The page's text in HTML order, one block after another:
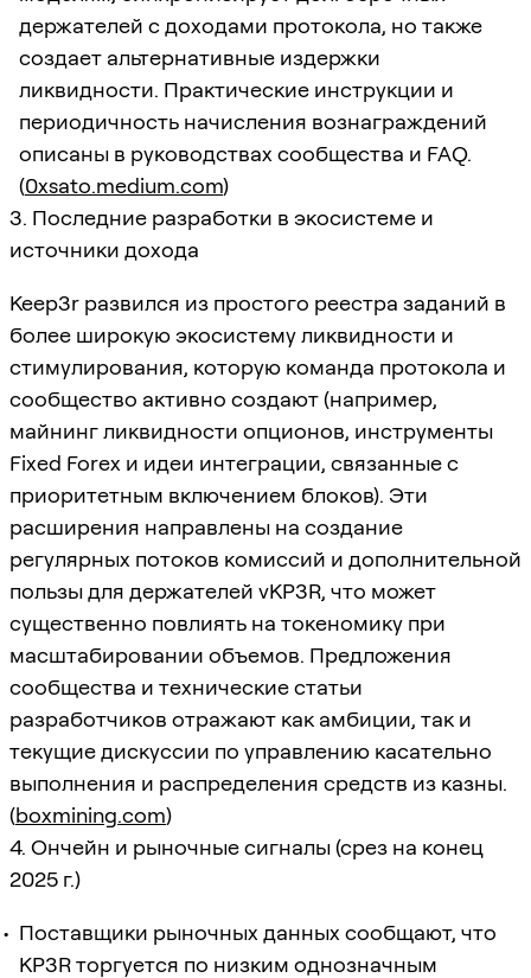
держателей с доходами протокола, но также
создает альтернативные издержки
ликвидности. Практические инструкции и
периодичность начисления вознаграждений
описаны в руководствах сообщества и FAQ.
(0xsato.medium.com)
3. Последние разработки в экосистеме и
источники дохода
Keep3r развился из простого реестра заданий в
более широкую экосистему ликвидности и
стимулирования, которую команда протокола и
сообщество активно создают (например,
майнинг ликвидности опционов, инструменты
Fixed Forex и идеи интеграции, связанные с
приоритетным включением блоков). Эти
расширения направлены на создание
регулярных потоков комиссий и дополнительной
пользы для держателей vKP3R, что может
существенно повлиять на токеномику при
масштабировании объемов. Предложения
сообщества и технические статьи
разработчиков отражают как амбиции, так и
текущие дискуссии по управлению касательно
выполнения и распределения средств из казны.
(boxmining.com)
4. Ончейн и рыночные сигналы (срез на конец
2025 г.)
Поставщики рыночных данных сообщают, что
KP3R торгуется по низким однозначным